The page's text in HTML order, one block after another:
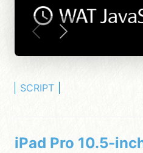
SCRIPT
iPad Pro 10.5-